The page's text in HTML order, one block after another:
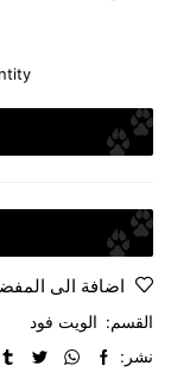
اضافة الى
القسم: الويت فود
نشر: